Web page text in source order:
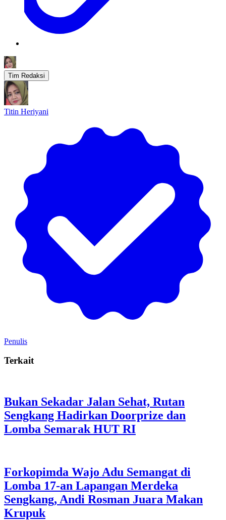
Tim Redaksi
Titin Heriyani
Penulis
Terkait
Bukan Sekadar Jalan Sehat, Rutan
Sengkang Hadirkan Doorprize dan
Lomba Semarak HUT RI
Forkopimda Wajo Adu Semangat di
Lomba 17-an Lapangan Merdeka
Sengkang, Andi Rosman Juara Makan
Krupuk